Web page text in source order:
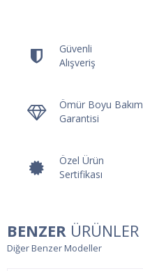
Güvenli
Alışveriş
Ömür Boyu Bakım
Garantisi
Özel Ürün
Sertifikası
BENZER ÜRÜNLER
Diğer Benzer Modeller